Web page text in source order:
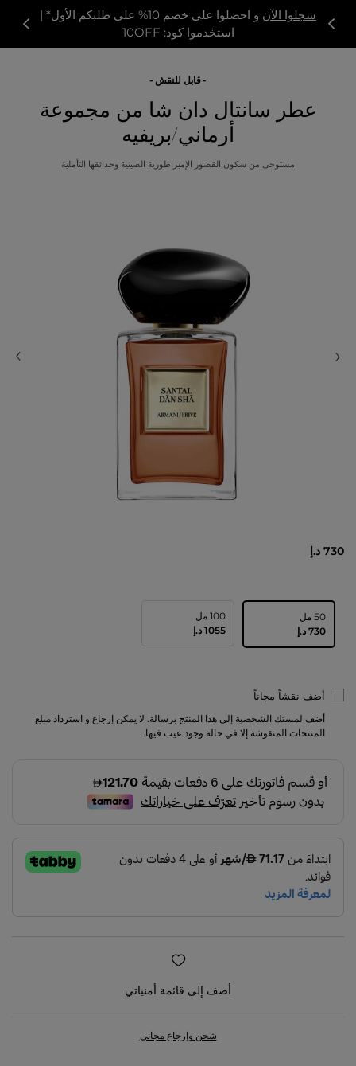
سجلوا الآن
و احصلوا على خصم 10% على طلبكم الأول* |
استخدموا كود: 10OFF
قابل للنقش
عطر سانتال دان شا من مجموعة
أرماني/بريفيه
مستوحى من سكون القصور الإمبراطورية الصينية وحدائقها التأملية
730 د.إ
50 مل
⁦730⁩ د.إ
100 مل
⁦1055⁩ د.إ
أضف نقشاً مجاناً
أضف لمستك الشخصية إلى هذا المنتج برسالة. لا يمكن إرجاع و استرداد مبلغ
المنتجات المنقوشة إلا في حالة وجود عيب فيها.
أضف إلى قائمة أمنياتي
شحن وإرجاع مجاني